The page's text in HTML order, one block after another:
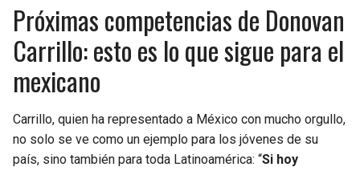
Próximas competencias de Donovan
Carrillo: esto es lo que sigue para el
mexicano
Carrillo, quien ha representado a México con mucho orgullo,
no solo se ve como un ejemplo para los jóvenes de su
país, sino también para toda Latinoamérica: “Si hoy